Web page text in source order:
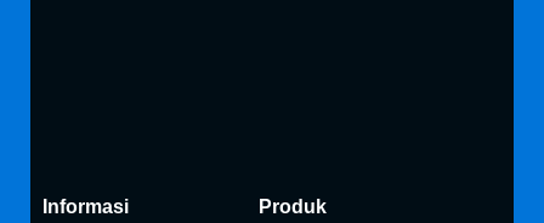
Informasi Produk